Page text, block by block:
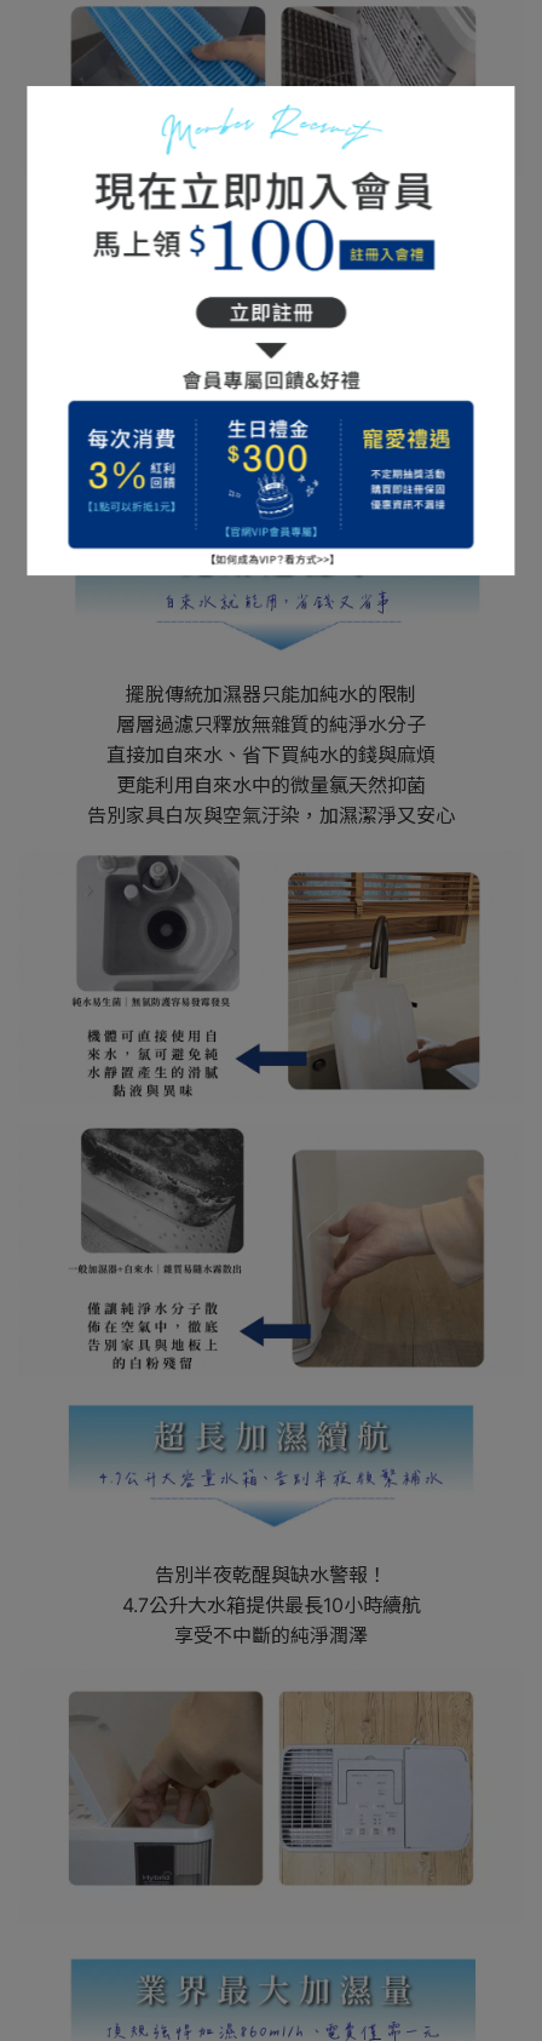
擺脫傳統加濕器只能加純水的限制
層層過濾只釋放無雜質的純淨水分子
直接加自來水、省下買純水的錢與麻煩
更能利用自來水中的微量氯天然抑菌
告別家具白灰與空氣汙染，加濕潔淨又安心
告別半夜乾醒與缺水警報！
4.7公升大水箱提供最長10小時續航
享受不中斷的純淨潤澤